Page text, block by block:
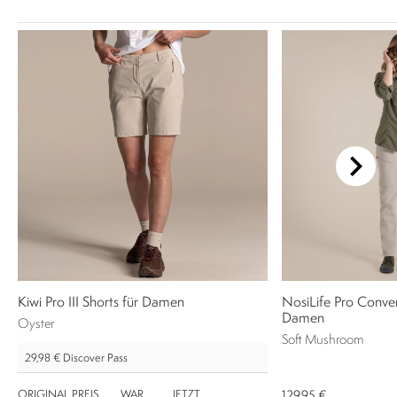
Kiwi Pro III Shorts für Damen
Oyster
29,98 € Discover Pass
ORIGINAL PREIS WAR JETZT
NosiLife Pro
Damen
Soft Mushroom